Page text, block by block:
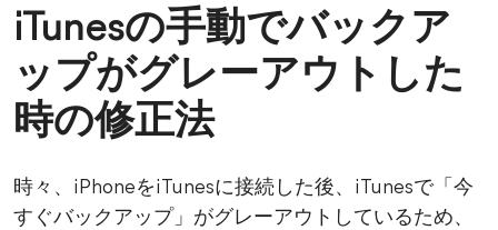
iTunesの手動でバックア
ップがグレーアウトした
時の修正法
時々、iPhoneをiTunesに接続した後、iTunesで「今
すぐバックアップ」がグレーアウトしているため、